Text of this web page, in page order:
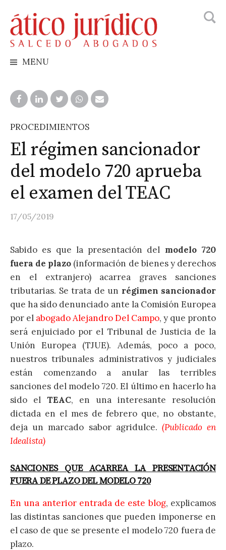
to
content
MENU
PROCEDIMIENTOS
El régimen sancionador
del modelo 720 aprueba
el examen del TEAC
17/05/2019
Sabido es que la presentación del modelo 720
fuera de plazo (información de bienes y derechos
en el extranjero) acarrea graves sanciones
tributarias. Se trata de un régimen sancionador
que ha sido denunciado ante la Comisión Europea
por el abogado Alejandro Del Campo, y que pronto
será enjuiciado por el Tribunal de Justicia de la
Unión Europea (TJUE). Además, poco a poco,
nuestros tribunales administrativos y judiciales
están comenzando a anular las terribles
sanciones del modelo 720. El último en hacerlo ha
sido el TEAC, en una interesante resolución
dictada en el mes de febrero que, no obstante,
deja un marcado sabor agridulce. (Publicado en
Idealista)
SANCIONES QUE ACARREA LA PRESENTACIÓN
FUERA DE PLAZO DEL MODELO 720
En una anterior entrada de este blog, explicamos
las distintas sanciones que pueden imponerse en
el caso de que se presente el modelo 720 fuera de
plazo.